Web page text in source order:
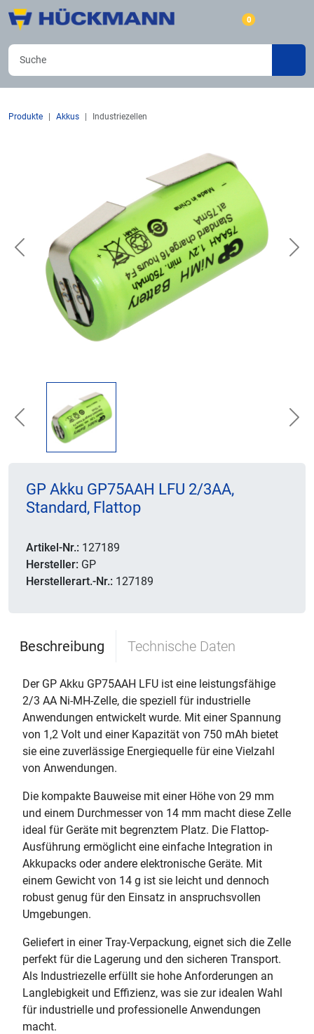
0
Produkte Akkus Industriezellen
Previous
Previous
GP Akku GP75AAH LFU 2/3AA,
Standard, Flattop
Artikel-Nr.: 127189
Hersteller: GP
Herstellerart.-Nr.: 127189
Beschreibung Technische Daten
Der GP Akku GP75AAH LFU ist eine leistungsfähige
2/3 AA Ni-MH-Zelle, die speziell für industrielle
Anwendungen entwickelt wurde. Mit einer Spannung
von 1,2 Volt und einer Kapazität von 750 mAh bietet
sie eine zuverlässige Energiequelle für eine Vielzahl
von Anwendungen.
Die kompakte Bauweise mit einer Höhe von 29 mm
und einem Durchmesser von 14 mm macht diese Zelle
ideal für Geräte mit begrenztem Platz. Die Flattop-
Ausführung ermöglicht eine einfache Integration in
Akkupacks oder andere elektronische Geräte. Mit
einem Gewicht von 14 g ist sie leicht und dennoch
robust genug für den Einsatz in anspruchsvollen
Umgebungen.
Geliefert in einer Tray-Verpackung, eignet sich die Zelle
perfekt für die Lagerung und den sicheren Transport.
Als Industriezelle erfüllt sie hohe Anforderungen an
Langlebigkeit und Effizienz, was sie zur idealen Wahl
für industrielle und professionelle Anwendungen
macht.